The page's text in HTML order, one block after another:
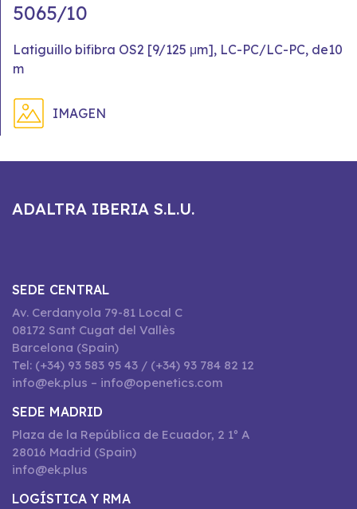
5065/10
Latiguillo bifibra OS2 [9/125 μm], LC-PC/LC-PC, de10
m
IMAGEN
ADALTRA IBERIA S.L.U.
SEDE CENTRAL
Av. Cerdanyola 79-81 Local C
08172 Sant Cugat del Vallès
Barcelona (Spain)
Tel: (+34) 93 583 95 43 / (+34) 93 784 82 12
info@ek.plus – info@openetics.com
SEDE MADRID
Plaza de la República de Ecuador, 2 1º A
28016 Madrid (Spain)
info@ek.plus
LOGÍSTICA Y RMA